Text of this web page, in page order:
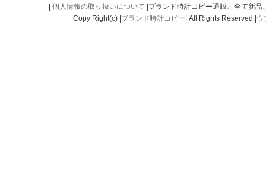
個人情報の取り扱いについて |ブランド時計コピー通販、全て新
Copy Right(c) | ブランド時計コピー | All Rights Reserved.| ウ